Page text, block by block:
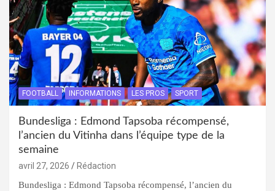
FOOTBALL INFORMATIONS LES PROS SPORT
Bundesliga : Edmond Tapsoba récompensé,
l’ancien du Vitinha dans l’équipe type de la
semaine
avril 27, 2026
Rédaction
Bundesliga : Edmond Tapsoba récompensé, l’ancien du